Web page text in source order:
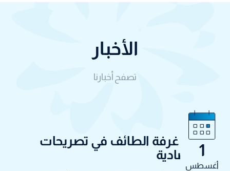
الأخبار
تصفح أخبارنا
1
أغسطس
رئيس غرفة الطائف في تصريحات
للأقتصادية